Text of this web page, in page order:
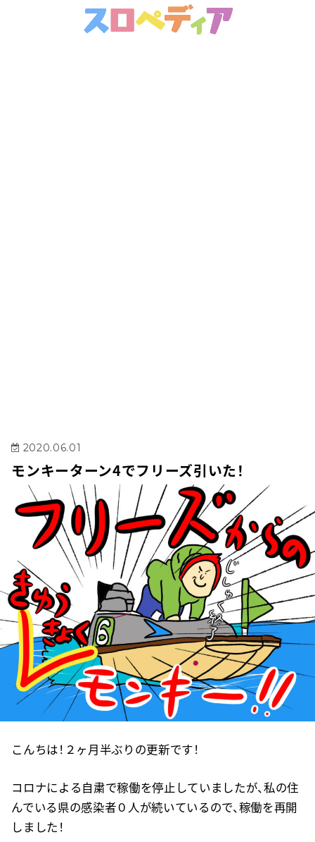
2020.06.01
モンキーターン4でフリーズ引いた！
こんちは！２ヶ月半ぶりの更新です！
コロナによる自粛で稼働を停止していましたが、私の住
んでいる県の感染者０人が続いているので、稼働を再開
しました！